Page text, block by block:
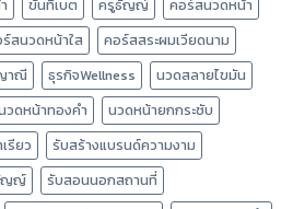
ขันทิเบต ครูธัญญ์
คอร์สนวดหน้า
สนวดหน้าใส
คอร์สสระผมเวียดนาม
าณี ธุรกิจWellness
นวดสลายไขมัน
วดหน้าทองคำ
นวดหน้ายกกระชับ
รียว
รับสร้างแบรนด์ความงาม
ญญ์
รับสอนนอกสถานที่